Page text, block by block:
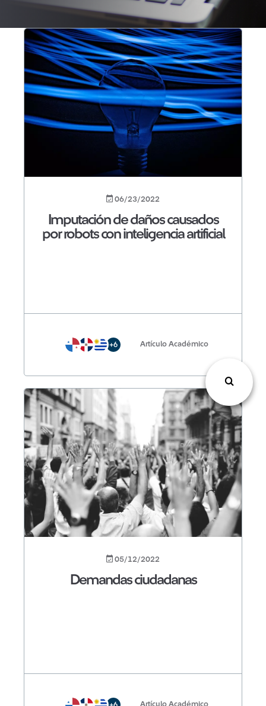
06/23/2022
Imputación de daños causados
por robots con inteligencia artificial
+6 Artículo Académico
05/12/2022
Demandas ciudadanas
Artículo Académico